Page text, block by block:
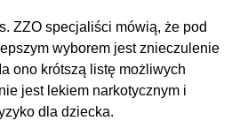
ZZO specjaliści mówią, że pod
wyborem jest znieczulenie
ono krótszą listę możliwych
jest lekiem narkotycznym i
dla dziecka.